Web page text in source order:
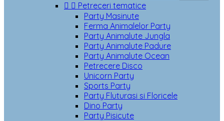
  Petreceri tematice
Party Masinute
Ferma Animalelor Party
Party Animalute Jungla
Party Animalute Padure
Party Animalute Ocean
Petrecere Disco
Unicorn Party
Sports Party
Party Fluturasi si Floricele
Dino Party
Party Pisicute